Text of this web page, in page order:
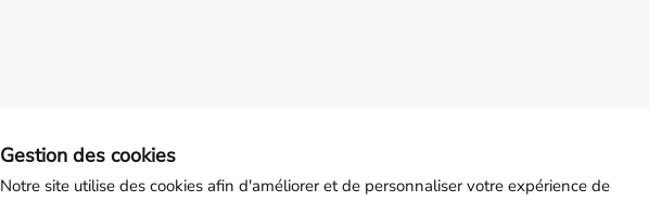
Contact
Gestion des cookies
Notre site utilise des cookies afin d'améliorer et de personnaliser votre expérience de